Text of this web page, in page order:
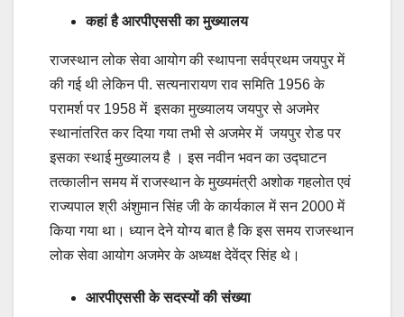
कहां है आरपीएससी का मुख्यालय
राजस्थान लोक सेवा आयोग की स्थापना सर्वप्रथम जयपुर में
की गई थी लेकिन पी. सत्यनारायण राव समिति 1956 के
परामर्श पर 1958 में इसका मुख्यालय जयपुर से अजमेर
स्थानांतरित कर दिया गया तभी से अजमेर में जयपुर रोड पर
इसका स्थाई मुख्यालय है । इस नवीन भवन का उद्घाटन
तत्कालीन समय में राजस्थान के मुख्यमंत्री अशोक गहलोत एवं
राज्यपाल श्री अंशुमान सिंह जी के कार्यकाल में सन 2000 में
किया गया था। ध्यान देने योग्य बात है कि इस समय राजस्थान
लोक सेवा आयोग अजमेर के अध्यक्ष देवेंद्र सिंह थे।
आरपीएससी के सदस्यों की संख्या